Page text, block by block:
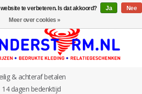
& achteraf betalen
14 dagen bedenktijd
te verbeteren. Is dat akkoord? Ja
Nee
Meer over cookies »